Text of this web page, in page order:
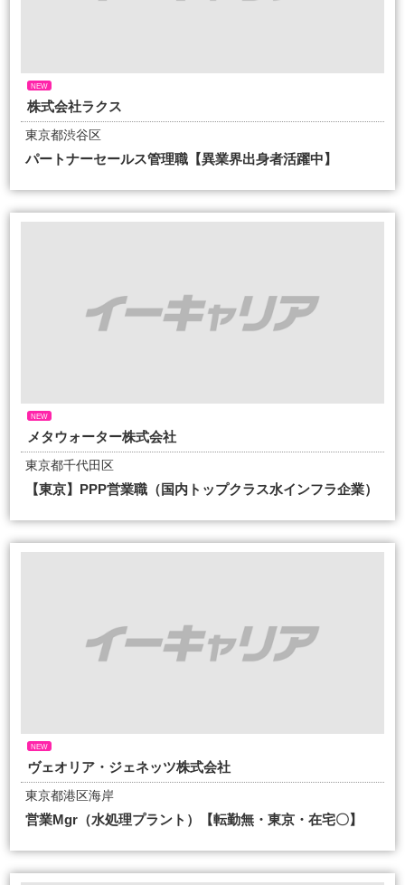
NEW
株式会社ラクス
東京都渋谷区
パートナーセールス管理職【異業界出身者活躍中】
NEW
メタウォーター株式会社
東京都千代田区
【東京】PPP営業職（国内トップクラス水インフラ企業）
NEW
ヴェオリア・ジェネッツ株式会社
東京都港区海岸
営業Mgr（水処理プラント）【転勤無・東京・在宅〇】